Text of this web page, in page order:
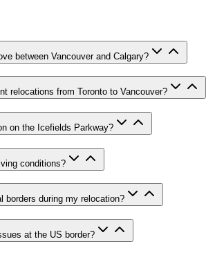
between Vancouver and Calgary?
relocations from Toronto to Vancouver?
on the Icefields Parkway?
conditions?
borders during my relocation?
at the US border?